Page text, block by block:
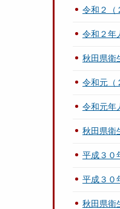
令和２（
令和２
秋田県衛
令和元（
令和元
秋田県衛
平成３０
平成３０
秋田県衛